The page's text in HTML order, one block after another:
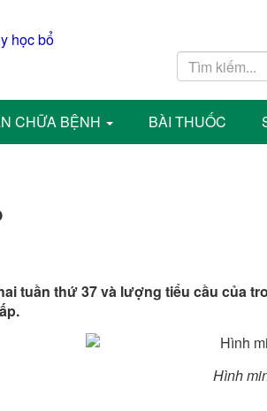
CHỮA BỆNH BÀI THUỐC
tuần thứ 37 và lượng tiểu cầu của
Hình